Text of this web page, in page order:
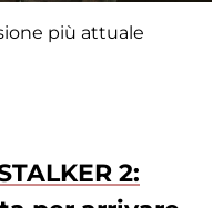
più attuale
2: